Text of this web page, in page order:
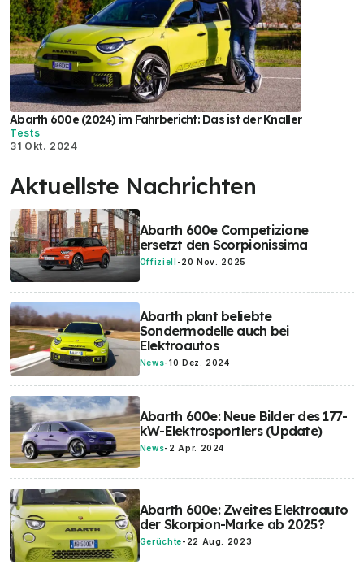
Abarth 600e (2024) im Fahrbericht: Das ist der Knaller
Tests
31 Okt. 2024
Aktuellste Nachrichten
Abarth 600e Competizione
ersetzt den Scorpionissima
Offiziell -20 Nov. 2025
Abarth plant beliebte
Sondermodelle auch bei
Elektroautos
News-10 Dez. 2024
Abarth 600e: Neue Bilder des 177-
kW-Elektrosportlers (Update)
News- 2 Apr. 2024
Abarth 600e: Zweites Elektroauto
der Skorpion-Marke ab 2025?
Gerüchte- 22 Aug. 2023